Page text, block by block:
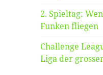
2. Spieltag:
Funken fliegen
Challenge
Liga der